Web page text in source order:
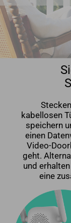
kabellosen
speichern
einen
Video-
geht.
und
eine